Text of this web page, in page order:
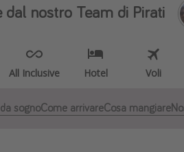
nostro Team di Pirati
All Inclusive Hotel Voli
sognoCome arrivareCosa mangiare